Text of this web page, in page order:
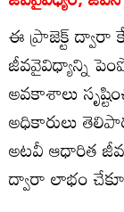
ఈ ప్రాజెక్ట్ ద్వారా
జీవవైవిధ్యాన్ని
అవకాశాలు
అధికారులు
అటవీ ఆధారిత
ద్వారా లాభం